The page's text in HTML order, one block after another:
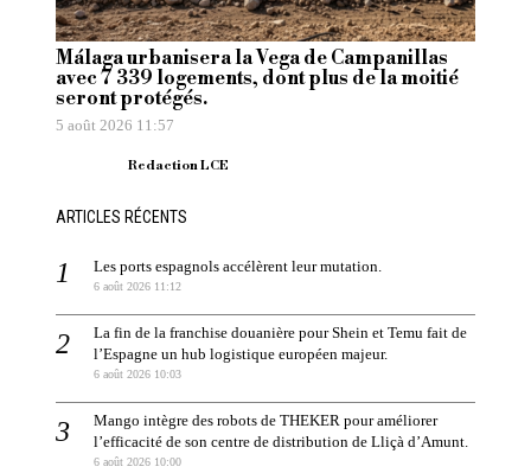
Málaga urbanisera la Vega de Campanillas
avec 7 339 logements, dont plus de la moitié
seront protégés.
5 août 2026 11:57
Redaction LCE
ARTICLES RÉCENTS
Les ports espagnols accélèrent leur mutation.
6 août 2026 11:12
La fin de la franchise douanière pour Shein et Temu fait de
l’Espagne un hub logistique européen majeur.
6 août 2026 10:03
Mango intègre des robots de THEKER pour améliorer
l’efficacité de son centre de distribution de Lliçà d’Amunt.
6 août 2026 10:00